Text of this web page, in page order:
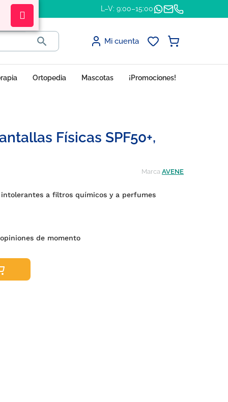
L–V: 9:00–15:00
 Mi cuenta
Ortopedia Mascotas ¡Promociones!
Físicas SPF50+,
Marca AVENE
a filtros químicos y a perfumes
de momento